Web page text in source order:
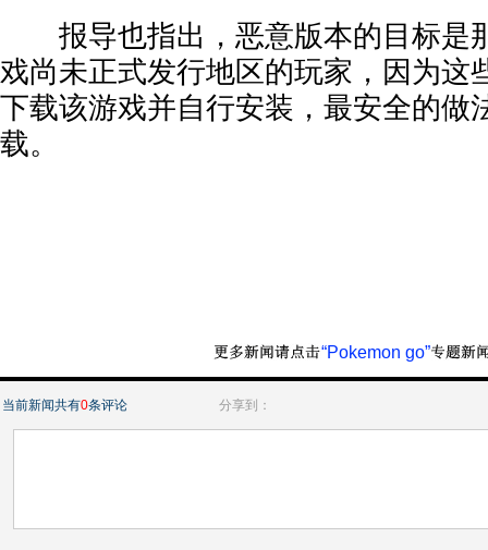
报导也指出，恶意版本的目标是
戏尚未正式发行地区的玩家，因为这
下载该游戏并自行安装，最安全的做
载。
“Pokemon go”
当前新闻共有0条评论 分享到：